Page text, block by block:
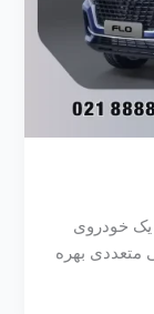
یک خودروی
متعددی بهره